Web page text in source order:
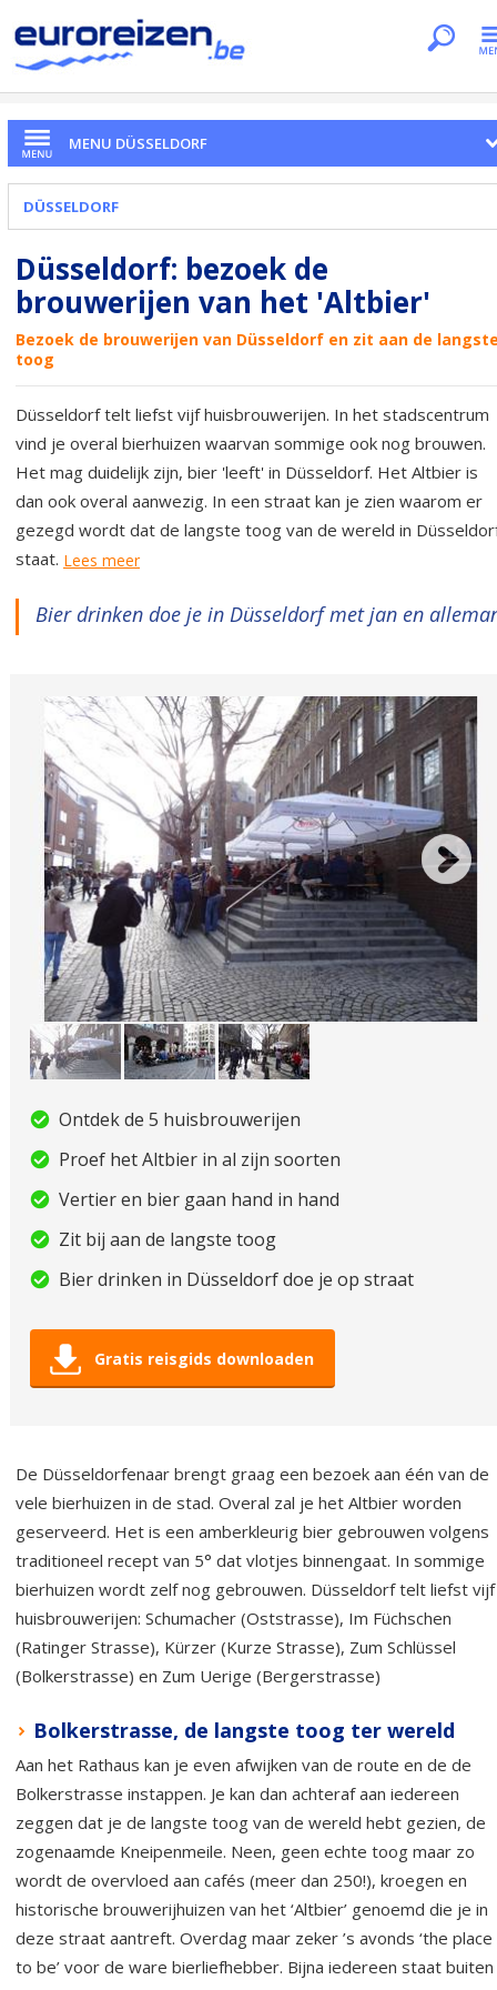
MENU DÜSSELDORF
DÜSSELDORF
Düsseldorf: bezoek de
brouwerijen van het 'Altbier'
Bezoek de brouwerijen van Düsseldorf en zit aan de
toog
Düsseldorf telt liefst vijf huisbrouwerijen. In het stadscentrum
vind je overal bierhuizen waarvan sommige ook nog brouwen.
Het mag duidelijk zijn, bier 'leeft' in Düsseldorf. Het Altbier is
dan ook overal aanwezig. In een straat kan je zien waarom er
gezegd wordt dat de langste toog van de wereld in
staat. Lees meer
Bier drinken doe je in Düsseldorf met jan en
Ontdek de 5 huisbrouwerijen
Proef het Altbier in al zijn soorten
Vertier en bier gaan hand in hand
Zit bij aan de langste toog
Bier drinken in Düsseldorf doe je op straat
Gratis reisgids downloaden
De Düsseldorfenaar brengt graag een bezoek aan één van de
vele bierhuizen in de stad. Overal zal je het Altbier worden
geserveerd. Het is een amberkleurig bier gebrouwen volgens
traditioneel recept van 5° dat vlotjes binnengaat. In sommige
bierhuizen wordt zelf nog gebrouwen. Düsseldorf telt liefst vijf
huisbrouwerijen: Schumacher (Oststrasse), Im Füchschen
(Ratinger Strasse), Kürzer (Kurze Strasse), Zum Schlüssel
(Bolkerstrasse) en Zum Uerige (Bergerstrasse)
Bolkerstrasse, de langste toog ter wereld
Aan het Rathaus kan je even afwijken van de route en de de
Bolkerstrasse instappen. Je kan dan achteraf aan iedereen
zeggen dat je de langste toog van de wereld hebt gezien, de
zogenaamde Kneipenmeile. Neen, geen echte toog maar zo
wordt de overvloed aan cafés (meer dan 250!), kroegen en
historische brouwerijhuizen van het ‘Altbier’ genoemd die je in
deze straat aantreft. Overdag maar zeker ’s avonds ‘the place
to be’ voor de ware bierliefhebber. Bijna iedereen staat buiten